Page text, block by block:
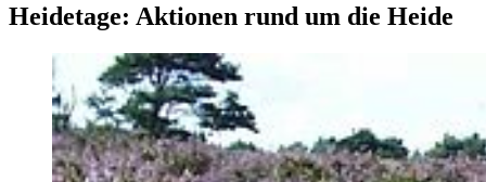
Heidetage: Aktionen rund um die Heide